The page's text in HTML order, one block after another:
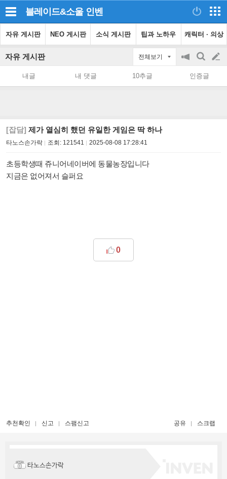
블레이드&소울 인벤
자유 게시판 NEO 게시판 소식 게시판 팁과 노하우 캐릭터 · 의상
자유 게시판 전체보기
공
on/off
검
색
글
쓰
내글 내 댓글 10추글 인증글
[잡담] 제가 열심히 했던 유일한 게임은 딱 하나
타노스손가락 조회: 121541 2025-08-08 17:28:41
초등학생때 쥬니어네이버에 동물농장입니다
지금은 없어져서 슬퍼요
0
추천확인 신고 스팸신고 공유 스크랩
타노스손가락